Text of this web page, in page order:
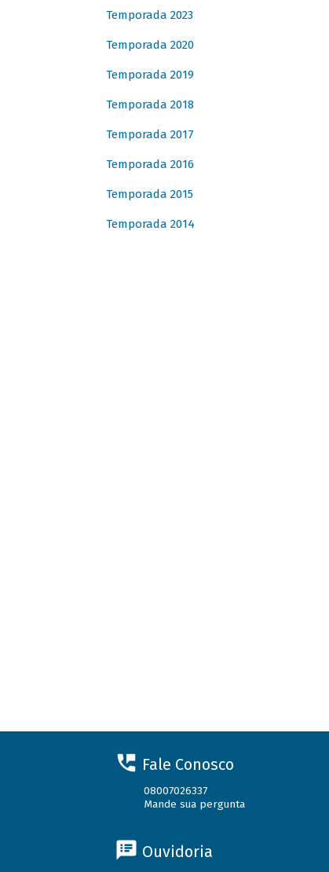
Temporada 2023
Temporada 2020
Temporada 2019
Temporada 2018
Temporada 2017
Temporada 2016
Temporada 2015
Temporada 2014
Fale Conosco
08007026337
Mande sua pergunta
Ouvidoria